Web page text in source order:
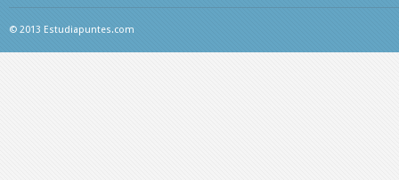
© 2013 Estudiapuntes.com